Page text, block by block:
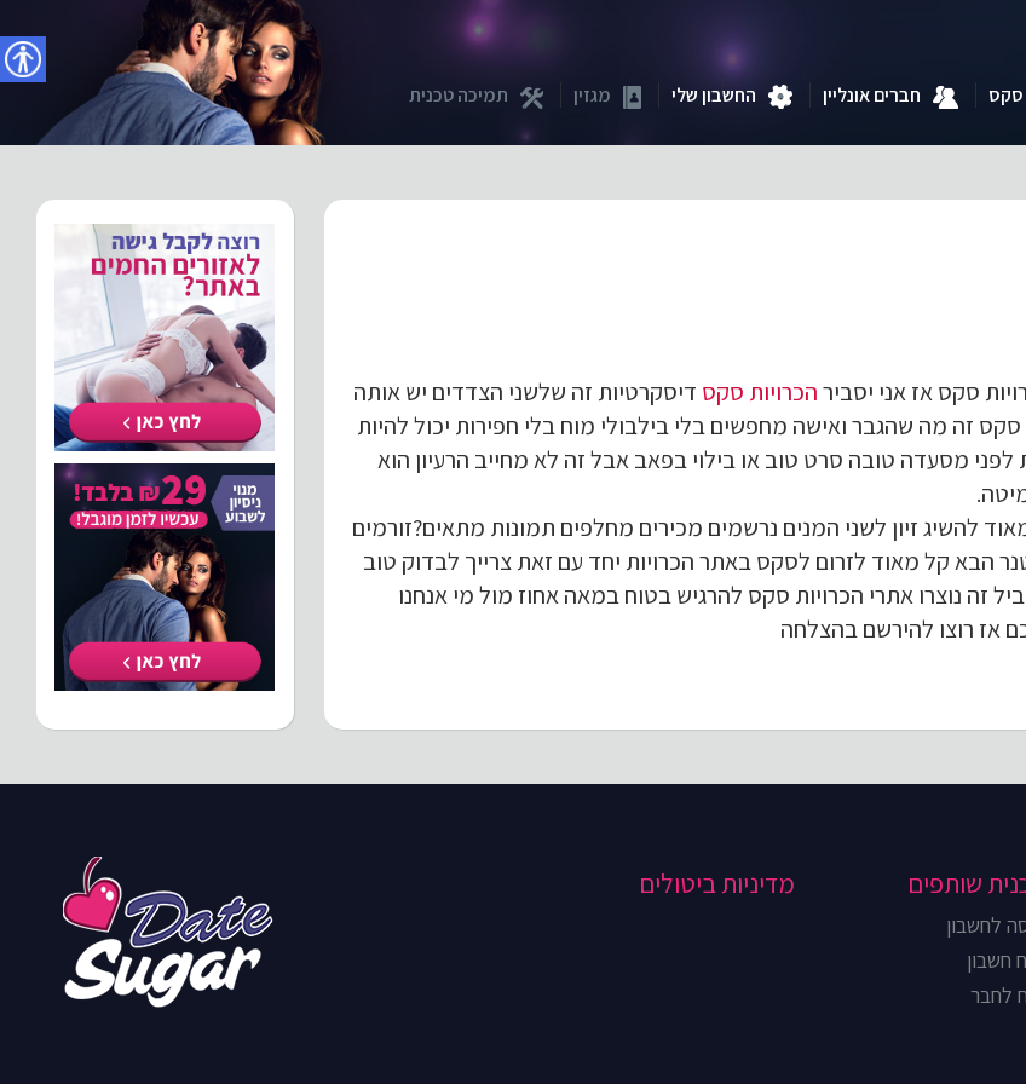
סקס חברים אונליין החשבון שלי מגזין תמיכה טכנית
סקס אז אני יסבירהכרויות סקס דיסקרטיות זה שלשני הצדדים יש אותה
זה מה שהגבר ואישה מחפשים בלי בילבולי מוח בלי חפירות יכול להיות
מסעדה טובה סרט טוב או בילוי בפאב אבל זה לא מחייב הרעיון הוא
להשיג זיון לשני המנים נרשמים מכירים מחלפים תמונות מתאים?זורמים
הבא קל מאוד לזרום לסקס באתר הכרויות יחד עם זאת צרייך לבדוק טוב
זה נוצרו אתרי הכרויות סקס להרגיש בטוח במאה אחוז מול מי אנחנו
אז רוצו להירשם בהצלחה
שותפים
לחשבון
חשבון
לחבר
מדיניות ביטולים